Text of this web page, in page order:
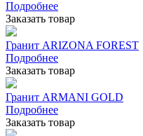
Подробнее
Заказать товар
Гранит ARIZONA FOREST
Подробнее
Заказать товар
Гранит ARMANI GOLD
Подробнее
Заказать товар